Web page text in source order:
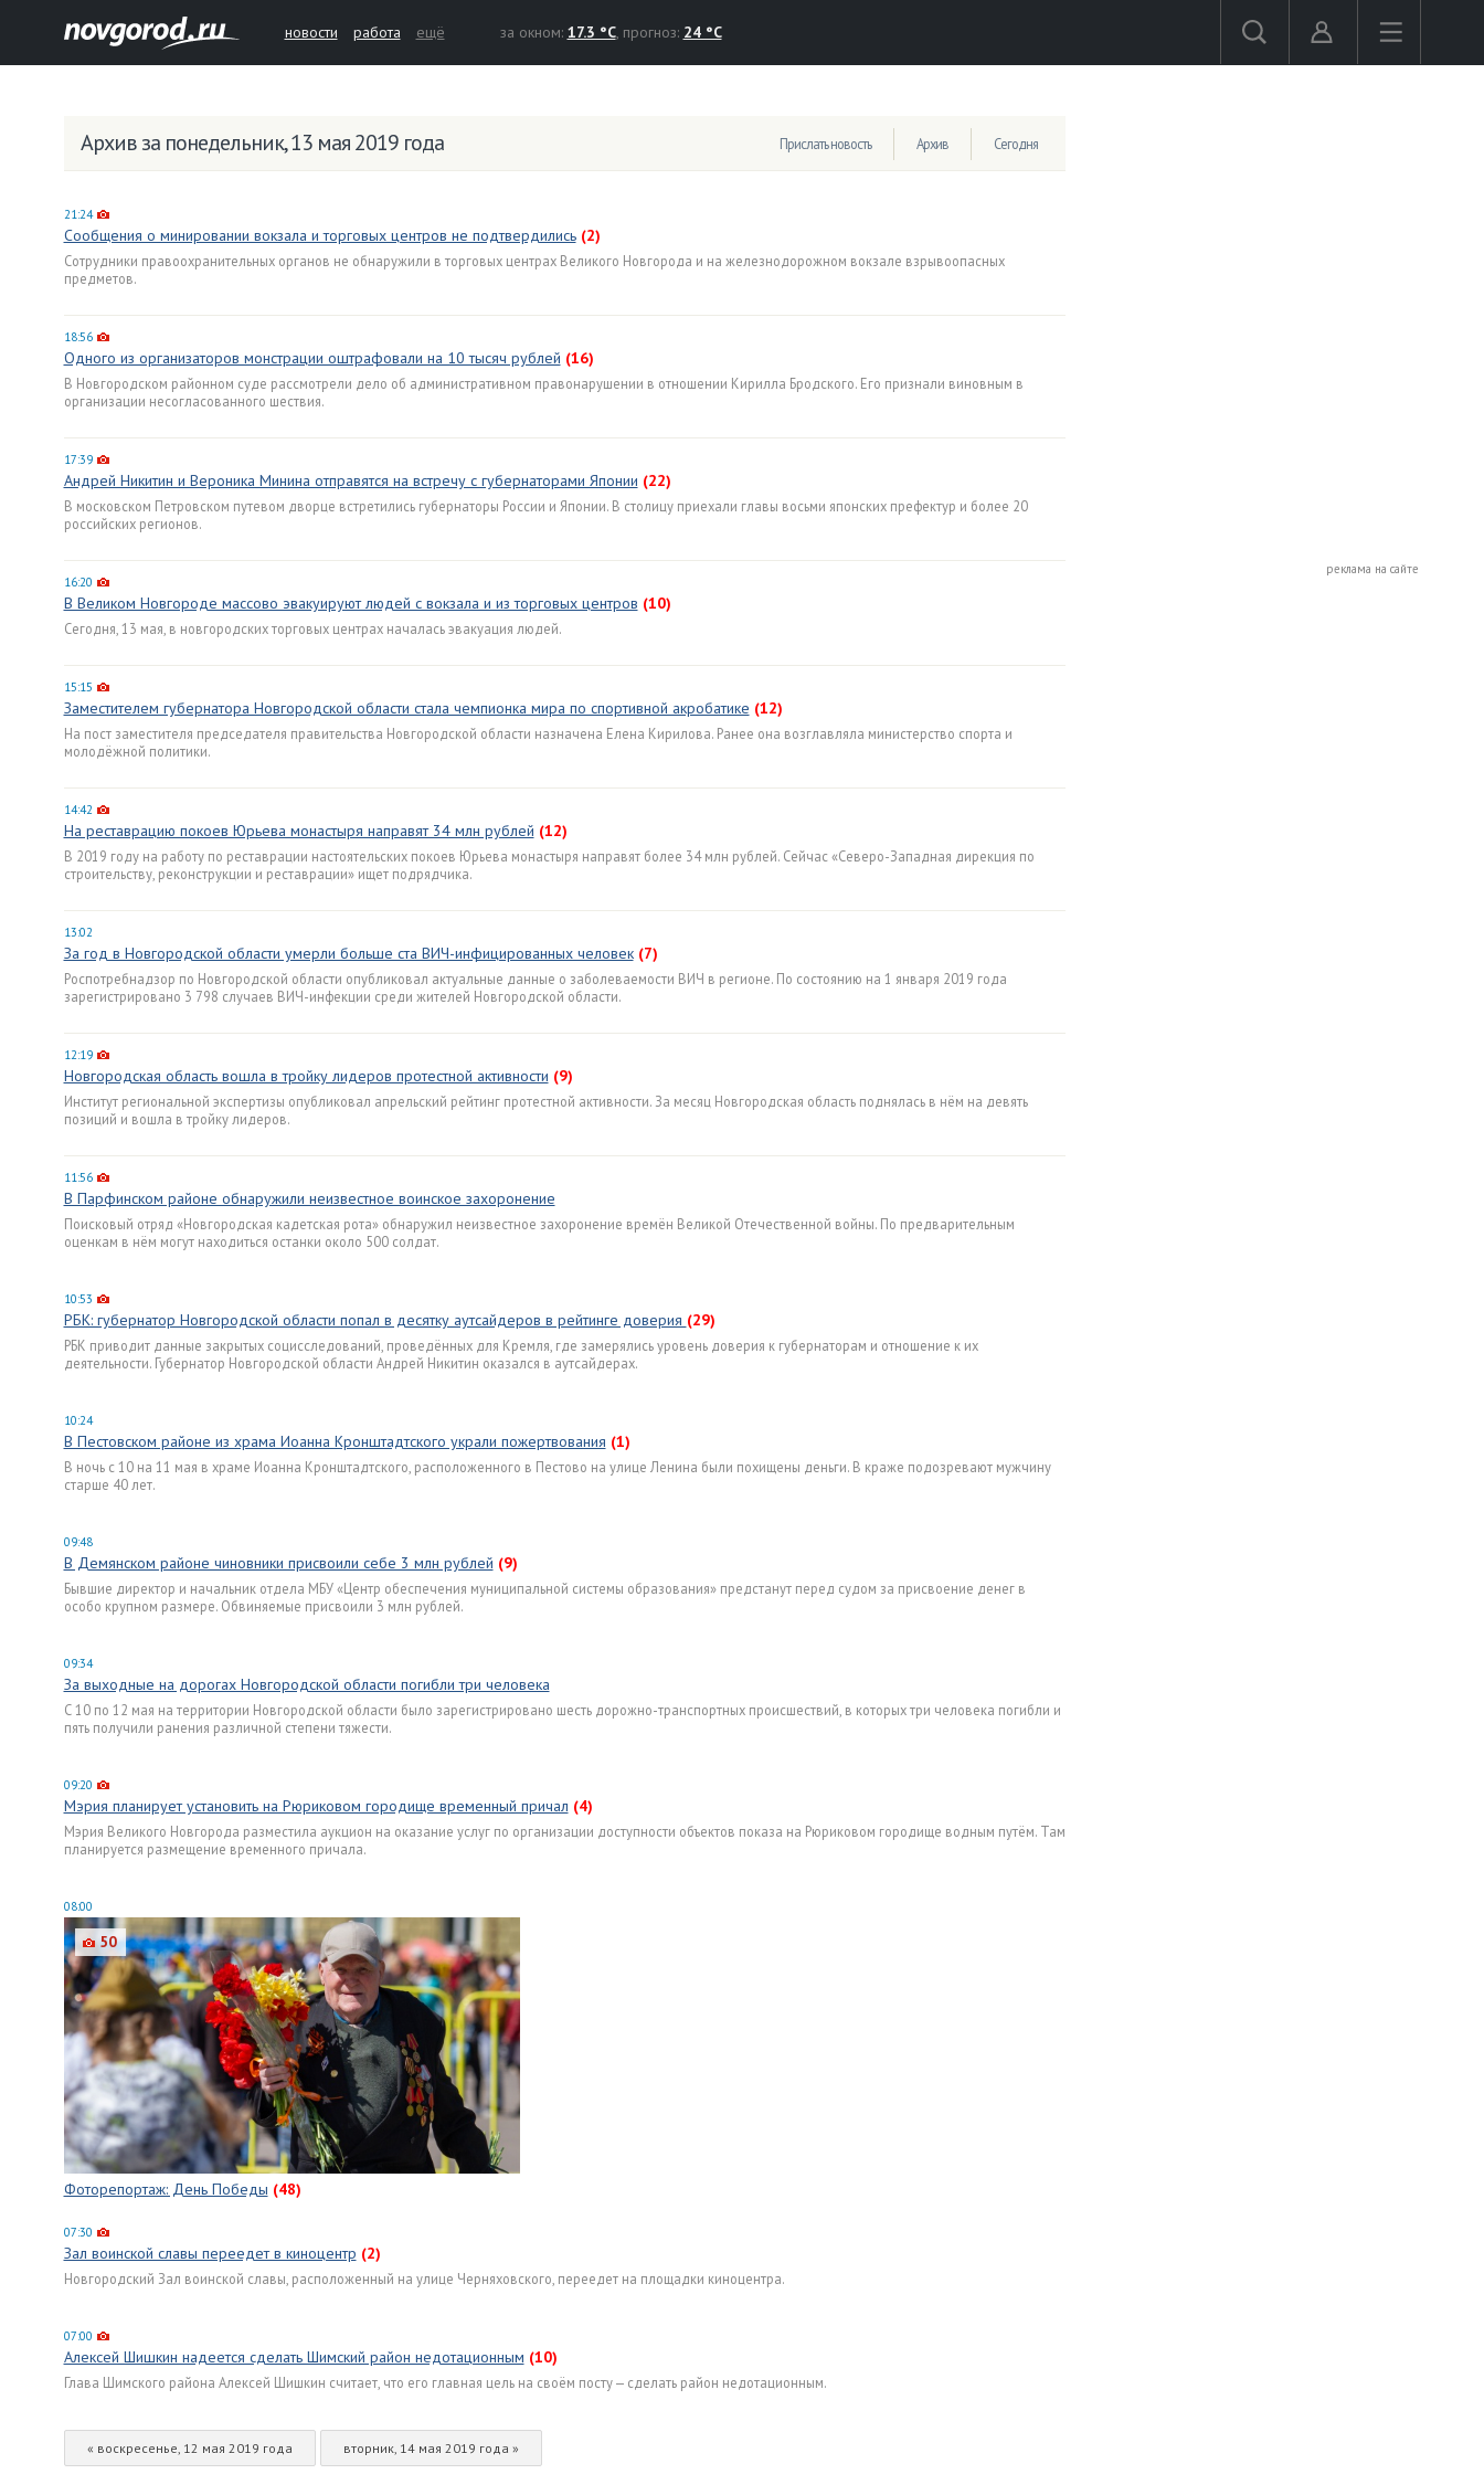
новости работа ещё за окном: 17.3 °C, прогноз: 24 °C
Архив за понедельник, 13 мая 2019 года Прислать новость Архив Сегодня
21:24
Сообщения о минировании вокзала и торговых центров не подтвердились (2)
Сотрудники правоохранительных органов не обнаружили в торговых центрах Великого Новгорода и на железнодорожном вокзале взрывоопасных
предметов.
18:56
Одного из организаторов монстрации оштрафовали на 10 тысяч рублей (16)
В Новгородском районном суде рассмотрели дело об административном правонарушении в отношении Кирилла Бродского. Его признали виновным в
организации несогласованного шествия.
17:39
Андрей Никитин и Вероника Минина отправятся на встречу с губернаторами Японии (22)
В московском Петровском путевом дворце встретились губернаторы России и Японии. В столицу приехали главы восьми японских префектур и более 20
российских регионов.
16:20
В Великом Новгороде массово эвакуируют людей с вокзала и из торговых центров (10)
Сегодня, 13 мая, в новгородских торговых центрах началась эвакуация людей.
15:15
Заместителем губернатора Новгородской области стала чемпионка мира по спортивной акробатике (12)
На пост заместителя председателя правительства Новгородской области назначена Елена Кирилова. Ранее она возглавляла министерство спорта и
молодёжной политики.
14:42
На реставрацию покоев Юрьева монастыря направят 34 млн рублей (12)
В 2019 году на работу по реставрации настоятельских покоев Юрьева монастыря направят более 34 млн рублей. Сейчас «Северо-Западная дирекция по
строительству, реконструкции и реставрации» ищет подрядчика.
13:02
За год в Новгородской области умерли больше ста ВИЧ-инфицированных человек (7)
Роспотребнадзор по Новгородской области опубликовал актуальные данные о заболеваемости ВИЧ в регионе. По состоянию на 1 января 2019 года
зарегистрировано 3 798 случаев ВИЧ-инфекции среди жителей Новгородской области.
12:19
Новгородская область вошла в тройку лидеров протестной активности (9)
Институт региональной экспертизы опубликовал апрельский рейтинг протестной активности. За месяц Новгородская область поднялась в нём на девять
позиций и вошла в тройку лидеров.
11:56
В Парфинском районе обнаружили неизвестное воинское захоронение
Поисковый отряд «Новгородская кадетская рота» обнаружил неизвестное захоронение времён Великой Отечественной войны. По предварительным
оценкам в нём могут находиться останки около 500 солдат.
10:53
РБК: губернатор Новгородской области попал в десятку аутсайдеров в рейтинге доверия (29)
РБК приводит данные закрытых социсследований, проведённых для Кремля, где замерялись уровень доверия к губернаторам и отношение к их
деятельности. Губернатор Новгородской области Андрей Никитин оказался в аутсайдерах.
10:24
В Пестовском районе из храма Иоанна Кронштадтского украли пожертвования (1)
В ночь с 10 на 11 мая в храме Иоанна Кронштадтского, расположенного в Пестово на улице Ленина были похищены деньги. В краже подозревают мужчину
старше 40 лет.
09:48
В Демянском районе чиновники присвоили себе 3 млн рублей (9)
Бывшие директор и начальник отдела МБУ «Центр обеспечения муниципальной системы образования» предстанут перед судом за присвоение денег в
особо крупном размере. Обвиняемые присвоили 3 млн рублей.
09:34
За выходные на дорогах Новгородской области погибли три человека
С 10 по 12 мая на территории Новгородской области было зарегистрировано шесть дорожно-транспортных происшествий, в которых три человека погибли и
пять получили ранения различной степени тяжести.
09:20
Мэрия планирует установить на Рюриковом городище временный причал (4)
Мэрия Великого Новгорода разместила аукцион на оказание услуг по организации доступности объектов показа на Рюриковом городище водным путём. Там
планируется размещение временного причала.
08:00
50
Фоторепортаж: День Победы (48)
07:30
Зал воинской славы переедет в киноцентр (2)
Новгородский Зал воинской славы, расположенный на улице Черняховского, переедет на площадки киноцентра.
07:00
Алексей Шишкин надеется сделать Шимский район недотационным (10)
Глава Шимского района Алексей Шишкин считает, что его главная цель на своём посту — сделать район недотационным.
« воскресенье, 12 мая 2019 года вторник, 14 мая 2019 года »
реклама на сайте